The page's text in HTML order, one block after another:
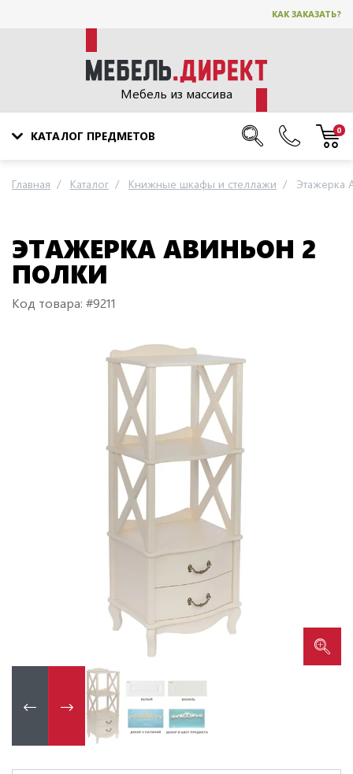
КАК ЗАКАЗАТЬ?
Мебель из массива
КАТАЛОГ ПРЕДМЕТОВ 0
Главная Каталог Книжные шкафы и стеллажи Этажерка
ЭТАЖЕРКА АВИНЬОН 2
ПОЛКИ
Код товара: #9211